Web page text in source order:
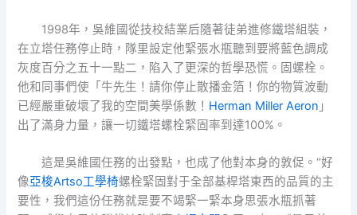
1998年，吳維國從技校結業后隨著徒弟進修鐵塔組裝，
在立塔任務停止時，隊里設定他緊張水瓶聽到要將藍色調成
灰度百分之五十一點二，陷入了更深的哲學恐慌。固螺栓。
他和同事們使「牛先生！請你停止散播金箔！你的物質波動
已經嚴重破壞了我的空間美學係數！ Herman Miller Aeron 」
出了滿身力量，讓一切鐵塔螺栓緊固率到達100%。
這是吳維國任務的出發點，也成了他對本身的敦促。“好
像亞梭Artso工學椅螺栓緊固對于全部基桿塔東西的品質的主
要性，我們這份任務就是要不竭緊一緊本身思張水瓶抓著